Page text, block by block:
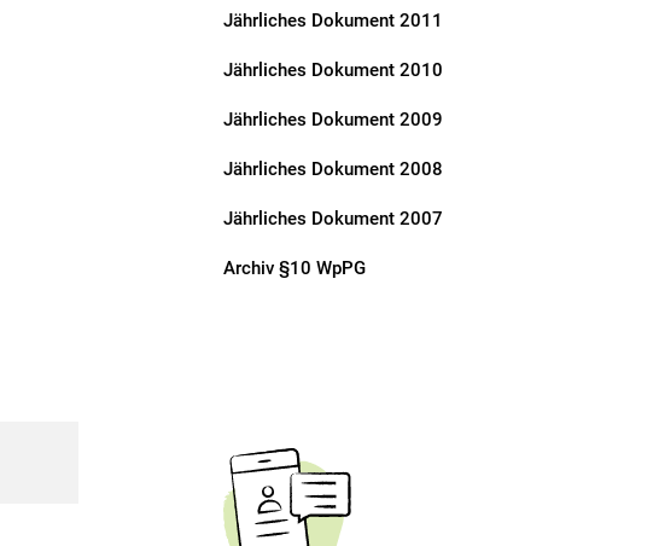
Jährliches Dokument 2011
Jährliches Dokument 2010
Jährliches Dokument 2009
Jährliches Dokument 2008
Jährliches Dokument 2007
Archiv §10 WpPG